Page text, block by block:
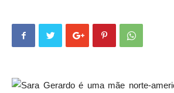
Sara Gerardo é uma mãe norte-